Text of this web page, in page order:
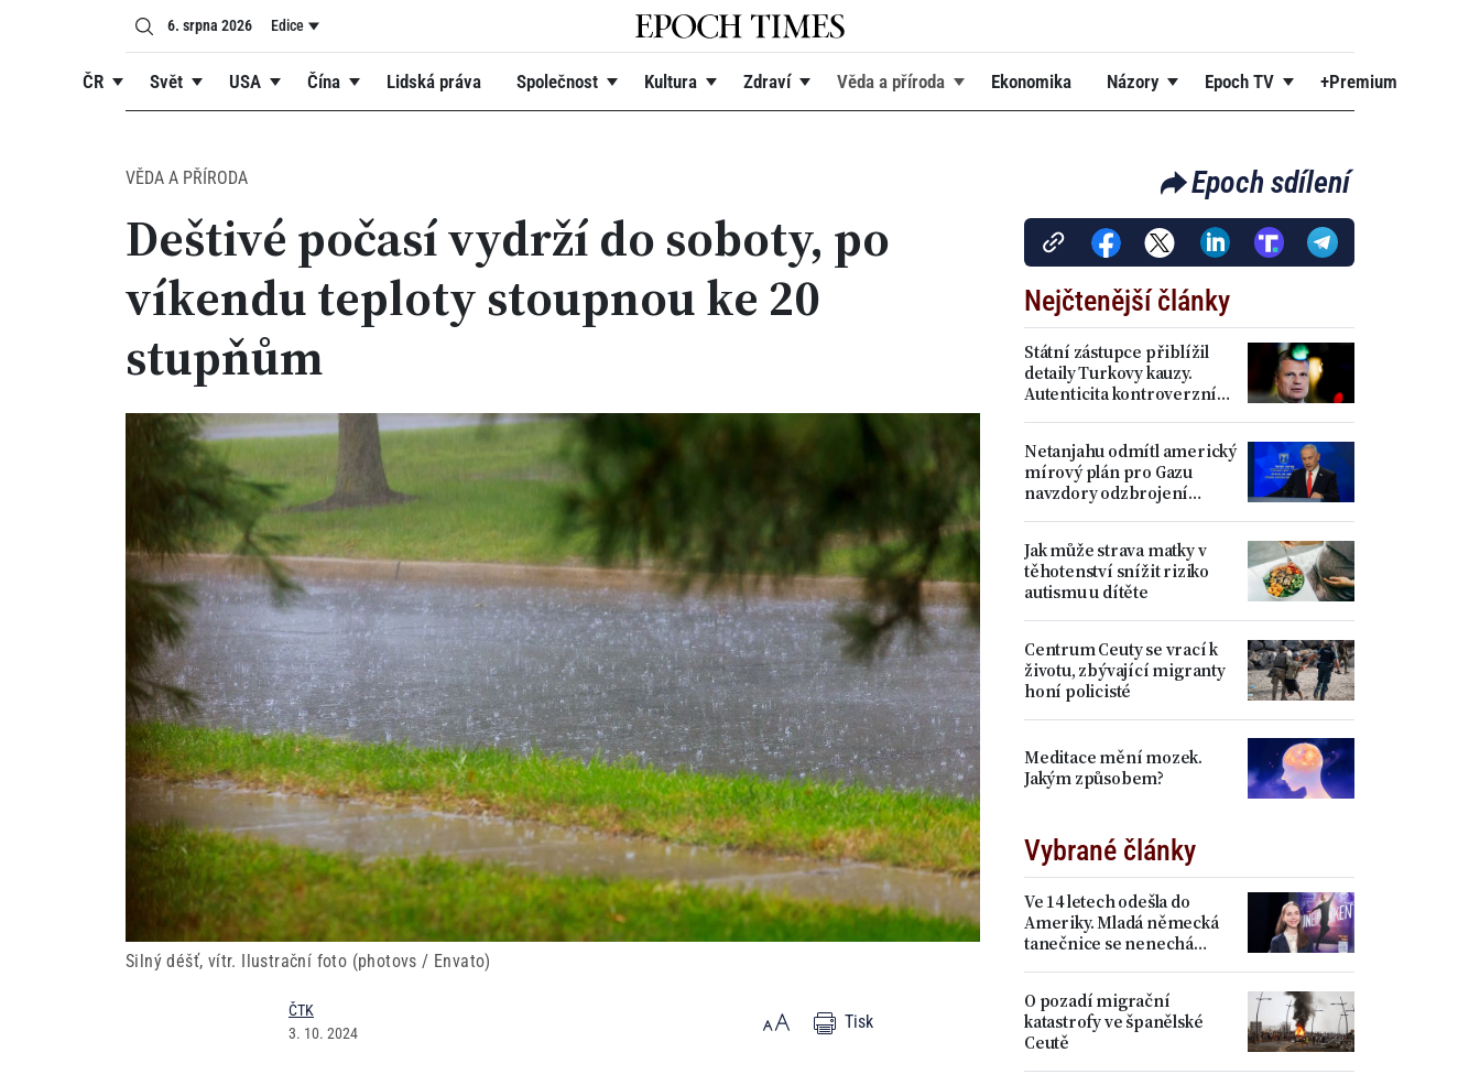
6. srpna 2026 Edice
ČR Svět USA Čína Lidská práva Společnost Kultura Zdraví Věda a příroda Ekonomika Názory Epoch TV +Premium
VĚDA A PŘÍRODA
Deštivé počasí vydrží do soboty, po
víkendu teploty stoupnou ke 20
stupňům
Silný déšť, vítr. Ilustrační foto (photovs / Envato)
ČTK
3. 10. 2024
Tisk
Epoch sdílení
Nejčtenější články
Státní zástupce přiblížil
detaily Turkovy kauzy.
Autenticita kontroverzních
Netanjahu odmítl americký
mírový plán pro Gazu
navzdory odzbrojení
Jak může strava matky v
těhotenství snížit riziko
autismu u dítěte
Centrum Ceuty se vrací k
životu, zbývající migranty
honí policisté
Meditace mění mozek.
Jakým způsobem?
Vybrané články
Ve 14 letech odešla do
Ameriky. Mladá německá
tanečnice se nenechá
O pozadí migrační
katastrofy ve španělské
Ceutě